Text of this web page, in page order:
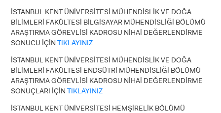
İSTANBUL KENT ÜNİVERSİTESİ MÜHENDİSLİK VE DOĞA
BİLİMLERİ FAKÜLTESİ BİLGİSAYAR MÜHENDİSLİĞİ BÖLÜMÜ
ARAŞTIRMA GÖREVLİSİ KADROSU NİHAİ DEĞERLENDİRME
SONUCU İÇİNTIKLAYINIZ
İSTANBUL KENT ÜNİVERSİTESİ MÜHENDİSLİK VE DOĞA
BİLİMLERİ FAKÜLTESİ ENDSÜTRİ MÜHENDİSLİĞİ BÖLÜMÜ
ARAŞTIRMA GÖREVLİSİ KADROSU NİHAİ DEĞERLENDİRME
SONUÇLARI İÇİNTIKLAYINIZ
İSTANBUL KENT ÜNİVERSİTESİ HEMŞİRELİK BÖLÜMÜ